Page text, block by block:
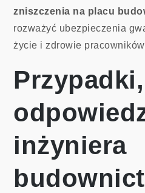
zniszczenia na placu
rozważyć ubezpieczenia
życie i zdrowie
inżyniera